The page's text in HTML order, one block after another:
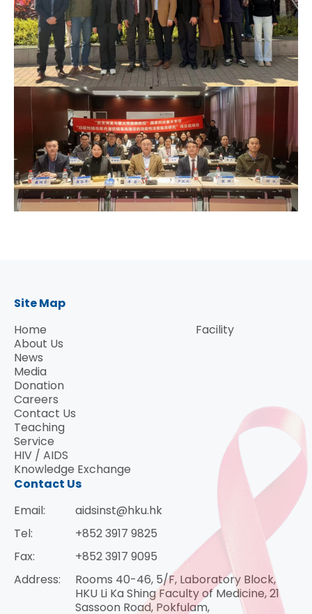
Site Map
Home
About Us
News
Media
Donation
Careers
Contact Us
Teaching
Service
HIV / AIDS
Knowledge Exchange
Facility
Contact Us
Email:
aidsinst@hku.hk
Tel:
+852 3917 9825
Fax:
+852 3917 9095
Address:
Rooms 40-46, 5/F, Laboratory Block,
HKU Li Ka Shing Faculty of Medicine, 21
Sassoon Road, Pokfulam,